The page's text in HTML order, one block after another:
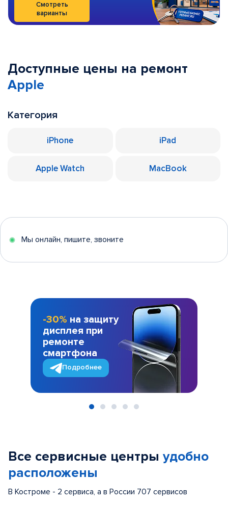
Смотреть
варианты
Доступные цены на ремонт
Apple
Категория
iPhone iPad
Apple Watch MacBook
Мы онлайн, пишите, звоните
-30% на защиту
дисплея при
ремонте
смартфона
Подробнее
Все сервисные центры удобно
расположены
В Костроме - 2 сервиса, а в России 707 сервисов